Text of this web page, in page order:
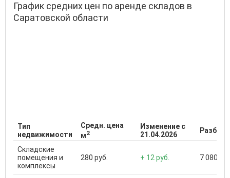
График средних цен по аренде складов в
Саратовской области
Тип
недвижимости
Средн. цена
м2
Изменение с
21.04.2026
Складские
помещения и
комплексы
280 руб. + 12 руб. 7 080 ...